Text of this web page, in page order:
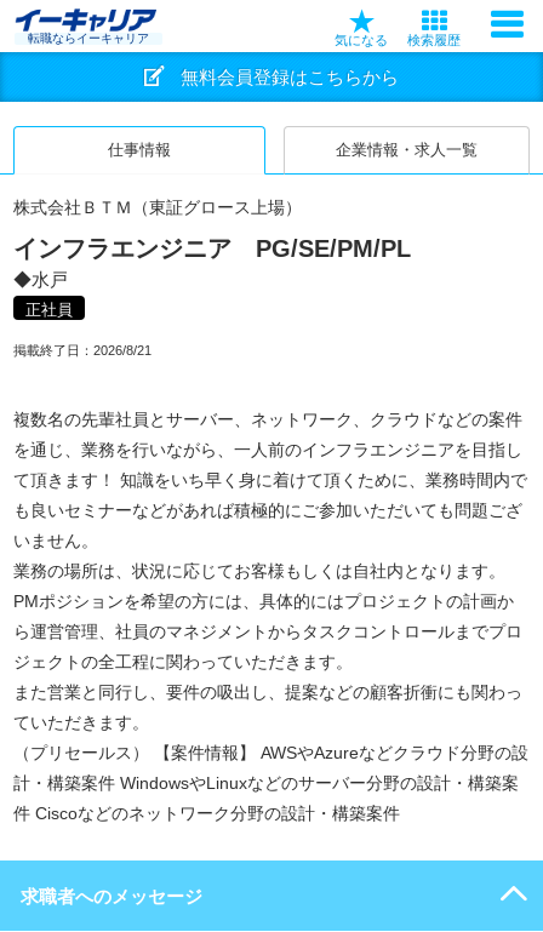
転職ならイーキャリア 気になる 検索履歴
無料会員登録はこちらから
仕事情報 企業情報・求人一覧
株式会社ＢＴＭ（東証グロース上場）
インフラエンジニア PG/SE/PM/PL
◆水戸
正社員
掲載終了日： 2026/8/21
複数名の先輩社員とサーバー、ネットワーク、クラウドなどの案件
を通じ、業務を行いながら、一人前のインフラエンジニアを目指し
て頂きます！ 知識をいち早く身に着けて頂くために、業務時間内で
も良いセミナーなどがあれば積極的にご参加いただいても問題ござ
いません。
業務の場所は、状況に応じてお客様もしくは自社内となります。
PMポジションを希望の方には、具体的にはプロジェクトの計画か
ら運営管理、社員のマネジメントからタスクコントロールまでプロ
ジェクトの全工程に関わっていただきます。
また営業と同行し、要件の吸出し、提案などの顧客折衝にも関わっ
ていただきます。
（プリセールス） 【案件情報】 AWSやAzureなどクラウド分野の設
計・構築案件 WindowsやLinuxなどのサーバー分野の設計・構築案
件 Ciscoなどのネットワーク分野の設計・構築案件
求職者へのメッセージ